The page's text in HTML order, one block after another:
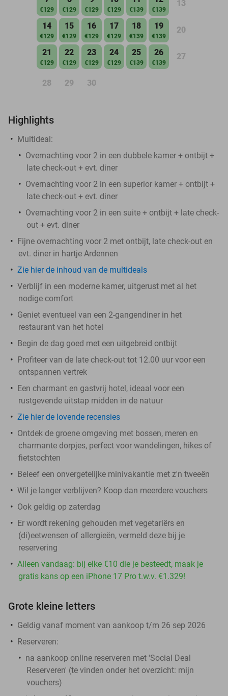
€129 €129 €129 €129 €139 €139
13
14
€129
15
€129
16
€129
17
€129
18
€139
19
€139
20
21
€129
22
€129
23
€129
24
€129
25
€139
26
€139
27
28 29 30
Highlights
Multideal:
Overnachting voor 2 in een dubbele kamer + ontbijt +
late check-out + evt. diner
Overnachting voor 2 in een superior kamer + ontbijt +
late check-out + evt. diner
Overnachting voor 2 in een suite + ontbijt + late check-
out + evt. diner
Fijne overnachting voor 2 met ontbijt, late check-out en
evt. diner in hartje Ardennen
Zie hier de inhoud van de multideals
Verblijf in een moderne kamer, uitgerust met al het
nodige comfort
Geniet eventueel van een 2-gangendiner in het
restaurant van het hotel
Begin de dag goed met een uitgebreid ontbijt
Profiteer van de late check-out tot 12.00 uur voor een
ontspannen vertrek
Een charmant en gastvrij hotel, ideaal voor een
rustgevende uitstap midden in de natuur
Zie hier de lovende recensies
Ontdek de groene omgeving met bossen, meren en
charmante dorpjes, perfect voor wandelingen, hikes of
fietstochten
Beleef een onvergetelijke minivakantie met z'n tweeën
Wil je langer verblijven? Koop dan meerdere vouchers
Ook geldig op zaterdag
Er wordt rekening gehouden met vegetariërs en
(di)eetwensen of allergieën, vermeld deze bij je
reservering
Alleen vandaag: bij elke €10 die je besteedt, maak je
gratis kans op een iPhone 17 Pro t.w.v. €1.329!
Grote kleine letters
Geldig vanaf moment van aankoop t/m 26 sep 2026
Reserveren:
na aankoop online reserveren met 'Social Deal
Reserveren' (te vinden onder het overzicht: mijn
vouchers)